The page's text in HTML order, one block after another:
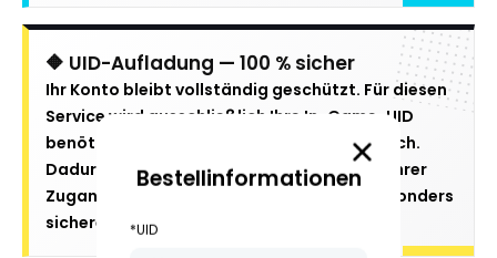
Bestellinformationen
*UID
🔶 UID-Aufladung — 100 % sicher
Ihr Konto bleibt vollständig geschützt. Für diesen
Service wird ausschließlich Ihre In-Game-UID
benötigt — ein Passwort ist nicht erforderlich.
Dadurch wird das Risiko einer Weitergabe Ihrer
Zugangsdaten vermieden. Dies ist eine besonders
sichere Möglichkeit, Units zu kaufen.